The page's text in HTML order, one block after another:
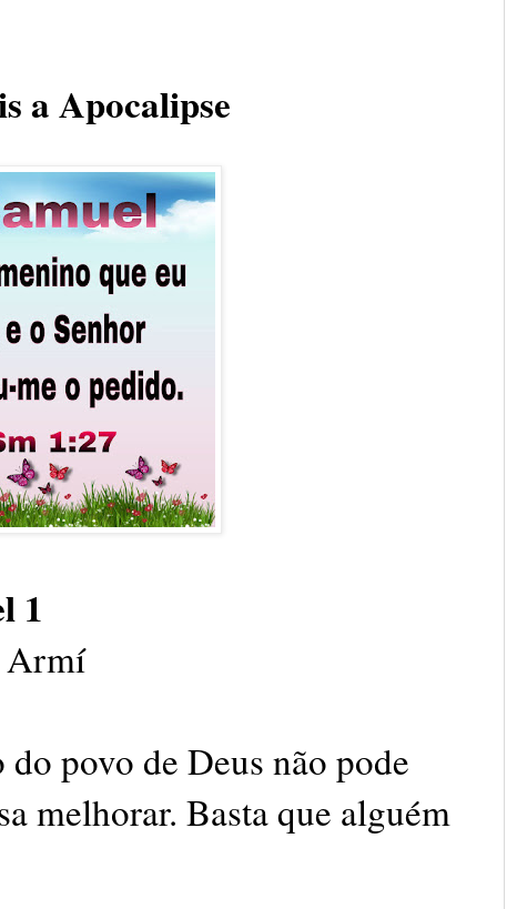
a Apocalipse
1
Armí
povo de Deus não pode
melhorar. Basta que alguém